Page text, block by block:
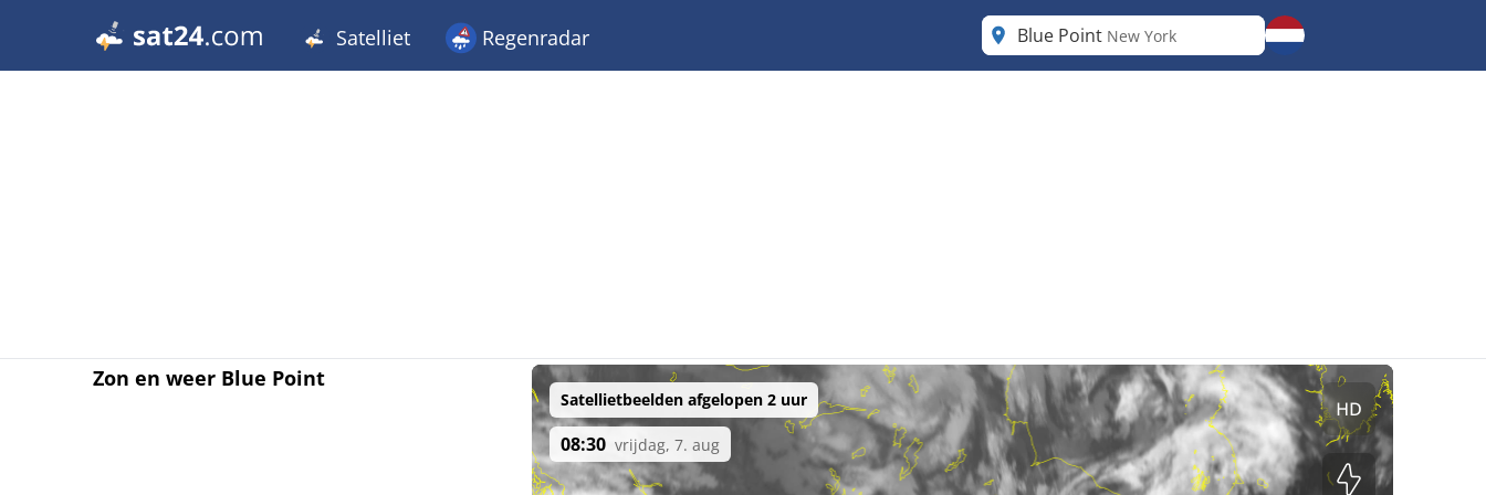
Satelliet Regenradar Blue Point New York
Zon en weer Blue Point
Satellietbeelden afgelopen 2 uur
08:30 vrijdag, 7. aug